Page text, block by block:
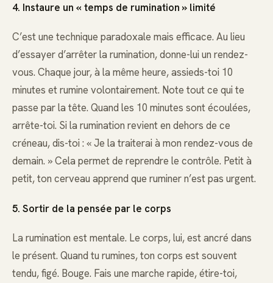
4. Instaure un « temps de rumination » limité
C’est une technique paradoxale mais efficace. Au lieu
d’essayer d’arrêter la rumination, donne-lui un rendez-
vous. Chaque jour, à la même heure, assieds-toi 10
minutes et rumine volontairement. Note tout ce qui te
passe par la tête. Quand les 10 minutes sont écoulées,
arrête-toi. Si la rumination revient en dehors de ce
créneau, dis-toi : « Je la traiterai à mon rendez-vous de
demain. » Cela permet de reprendre le contrôle. Petit à
petit, ton cerveau apprend que ruminer n’est pas urgent.
5. Sortir de la pensée par le corps
La rumination est mentale. Le corps, lui, est ancré dans
le présent. Quand tu rumines, ton corps est souvent
tendu, figé. Bouge. Fais une marche rapide, étire-toi,